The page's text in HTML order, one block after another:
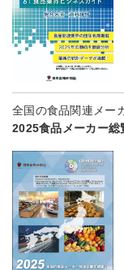
全国の食品関連メ
2025食品メーカー総